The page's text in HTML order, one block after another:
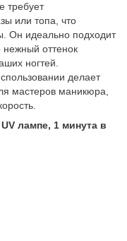
требует
или топа, что
Он идеально подходит
оттенок
ногтей.
делает
мастеров маникюра,
лампе, 1 минута в